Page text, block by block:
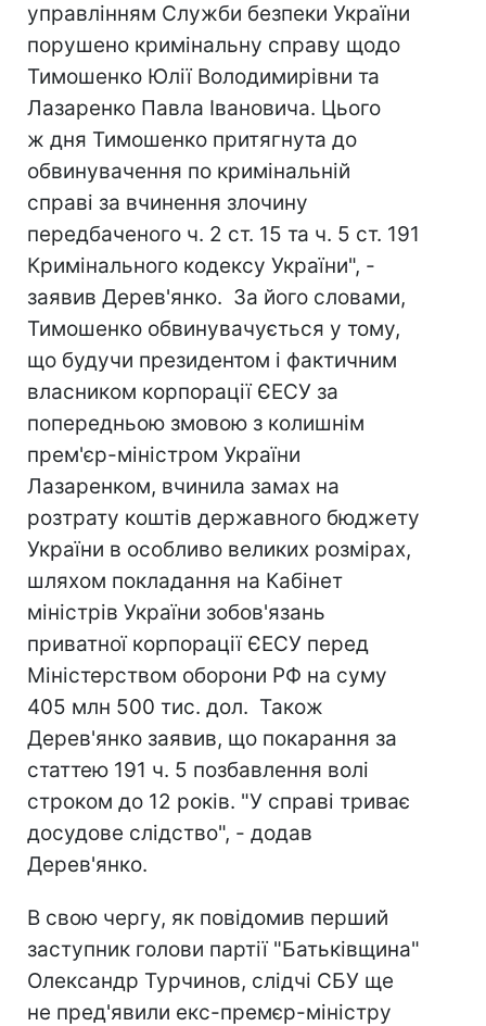
управлінням Служби безпеки України
порушено кримінальну справу щодо
Тимошенко Юлії Володимирівни та
Лазаренко Павла Івановича. Цього
ж дня Тимошенко притягнута до
обвинувачення по кримінальній
справі за вчинення злочину
передбаченого ч. 2 ст. 15 та ч. 5 ст. 191
Кримінального кодексу України", -
заявив Дерев'янко. За його словами,
Тимошенко обвинувачується у тому,
що будучи президентом і фактичним
власником корпорації ЄЕСУ за
попередньою змовою з колишнім
прем'єр-міністром України
Лазаренком, вчинила замах на
розтрату коштів державного бюджету
України в особливо великих розмірах,
шляхом покладання на Кабінет
міністрів України зобов'язань
приватної корпорації ЄЕСУ перед
Міністерством оборони РФ на суму
405 млн 500 тис. дол. Також
Дерев'янко заявив, що покарання за
статтею 191 ч. 5 позбавлення волі
строком до 12 років. "У справі триває
досудове слідство", - додав
Дерев'янко.
В свою чергу, як повідомив перший
заступник голови партії "Батьківщина"
Олександр Турчинов, слідчі СБУ ще
не пред'явили екс-премєр-міністру